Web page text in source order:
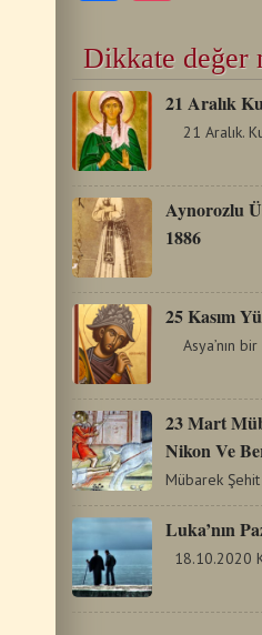
Dikkate değer
21 Aralık
Aynorozlu
1886
25 Κasım
23 Mart
Nikon Ve
Luka’nın